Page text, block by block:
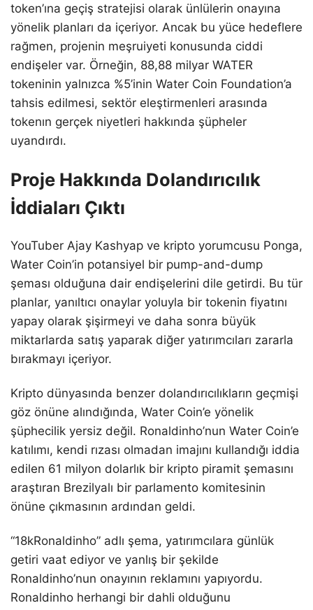
token’ına geçiş stratejisi olarak ünlülerin onayına
yönelik planları da içeriyor. Ancak bu yüce hedeflere
rağmen, projenin meşruiyeti konusunda ciddi
endişeler var. Örneğin, 88,88 milyar WATER
tokeninin yalnızca %5’inin Water Coin Foundation’a
tahsis edilmesi, sektör eleştirmenleri arasında
tokenın gerçek niyetleri hakkında şüpheler
uyandırdı.
Proje Hakkında Dolandırıcılık
İddiaları Çıktı
YouTuber Ajay Kashyap ve kripto yorumcusu Ponga,
Water Coin’in potansiyel bir pump-and-dump
şeması olduğuna dair endişelerini dile getirdi. Bu tür
planlar, yanıltıcı onaylar yoluyla bir tokenin fiyatını
yapay olarak şişirmeyi ve daha sonra büyük
miktarlarda satış yaparak diğer yatırımcıları zararla
bırakmayı içeriyor.
Kripto dünyasında benzer dolandırıcılıkların geçmişi
göz önüne alındığında, Water Coin’e yönelik
şüphecilik yersiz değil. Ronaldinho’nun Water Coin’e
katılımı, kendi rızası olmadan imajını kullandığı iddia
edilen 61 milyon dolarlık bir kripto piramit şemasını
araştıran Brezilyalı bir parlamento komitesinin
önüne çıkmasının ardından geldi.
“18kRonaldinho” adlı şema, yatırımcılara günlük
getiri vaat ediyor ve yanlış bir şekilde
Ronaldinho’nun onayının reklamını yapıyordu.
Ronaldinho herhangi bir dahli olduğunu